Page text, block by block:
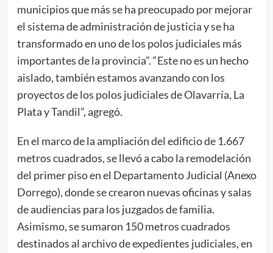
municipios que más se ha preocupado por mejorar
el sistema de administración de justicia y se ha
transformado en uno de los polos judiciales más
importantes de la provincia”. “Este no es un hecho
aislado, también estamos avanzando con los
proyectos de los polos judiciales de Olavarría, La
Plata y Tandil”, agregó.
En el marco de la ampliación del edificio de 1.667
metros cuadrados, se llevó a cabo la remodelación
del primer piso en el Departamento Judicial (Anexo
Dorrego), donde se crearon nuevas oficinas y salas
de audiencias para los juzgados de familia.
Asimismo, se sumaron 150 metros cuadrados
destinados al archivo de expedientes judiciales, en